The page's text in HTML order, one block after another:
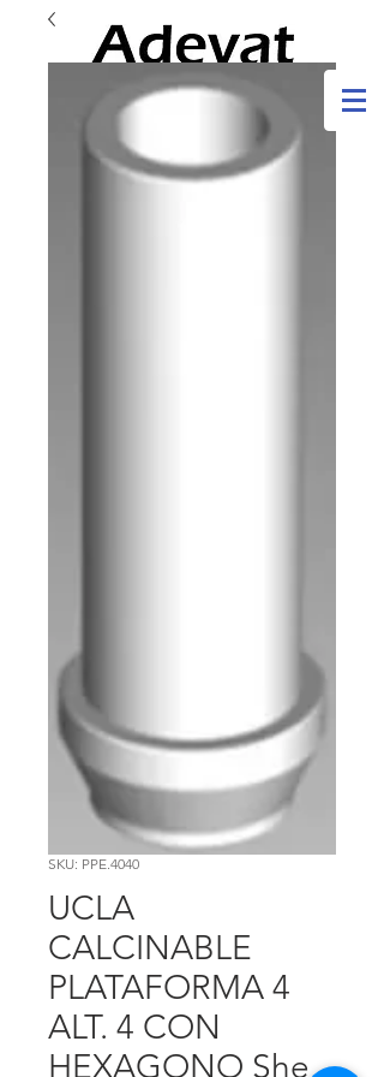
SKU: PPE.4040
UCLA
CALCINABLE
PLATAFORMA 4
ALT. 4 CON
HEXAGONO She